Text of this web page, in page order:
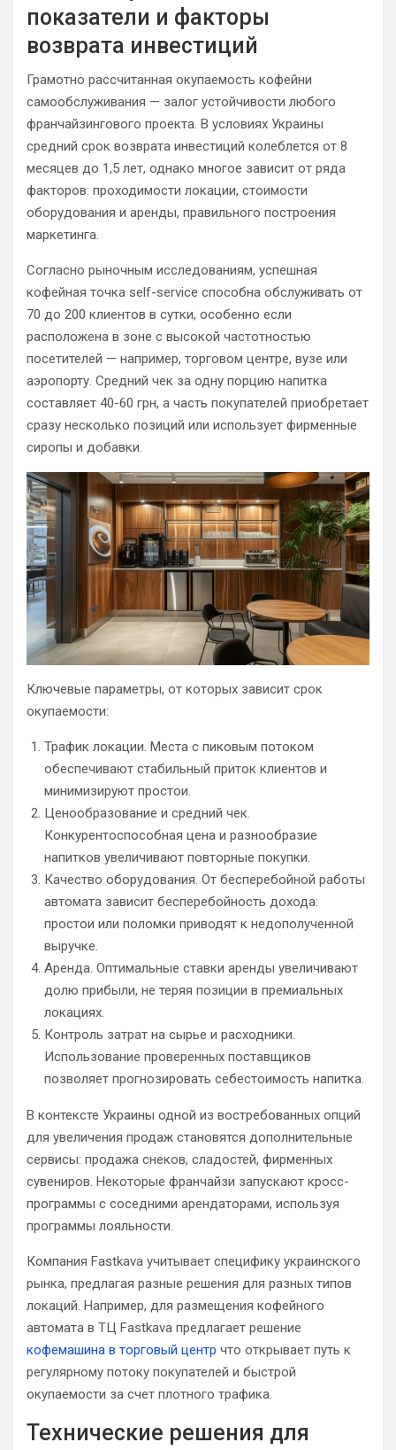
показатели и факторы
возврата инвестиций
Грамотно рассчитанная окупаемость кофейни
самообслуживания — залог устойчивости любого
франчайзингового проекта. В условиях Украины
средний срок возврата инвестиций колеблется от 8
месяцев до 1,5 лет, однако многое зависит от ряда
факторов: проходимости локации, стоимости
оборудования и аренды, правильного построения
маркетинга.
Согласно рыночным исследованиям, успешная
кофейная точка self-service способна обслуживать от
70 до 200 клиентов в сутки, особенно если
расположена в зоне с высокой частотностью
посетителей — например, торговом центре, вузе или
аэропорту. Средний чек за одну порцию напитка
составляет 40-60 грн, а часть покупателей приобретает
сразу несколько позиций или использует фирменные
сиропы и добавки.
Ключевые параметры, от которых зависит срок
окупаемости:
Трафик локации. Места с пиковым потоком
обеспечивают стабильный приток клиентов и
минимизируют простои.
Ценообразование и средний чек.
Конкурентоспособная цена и разнообразие
напитков увеличивают повторные покупки.
Качество оборудования. От бесперебойной работы
автомата зависит бесперебойность дохода:
простои или поломки приводят к недополученной
выручке.
Аренда. Оптимальные ставки аренды увеличивают
долю прибыли, не теряя позиции в премиальных
локациях.
Контроль затрат на сырье и расходники.
Использование проверенных поставщиков
позволяет прогнозировать себестоимость напитка.
В контексте Украины одной из востребованных опций
для увеличения продаж становятся дополнительные
сервисы: продажа снеков, сладостей, фирменных
сувениров. Некоторые франчайзи запускают кросс-
программы с соседними арендаторами, используя
программы лояльности.
Компания Fastkava учитывает специфику украинского
рынка, предлагая разные решения для разных типов
локаций. Например, для размещения кофейного
автомата в ТЦ Fastkava предлагает решение
кофемашина в торговый центр что открывает путь к
регулярному потоку покупателей и быстрой
окупаемости за счет плотного трафика.
Технические решения для